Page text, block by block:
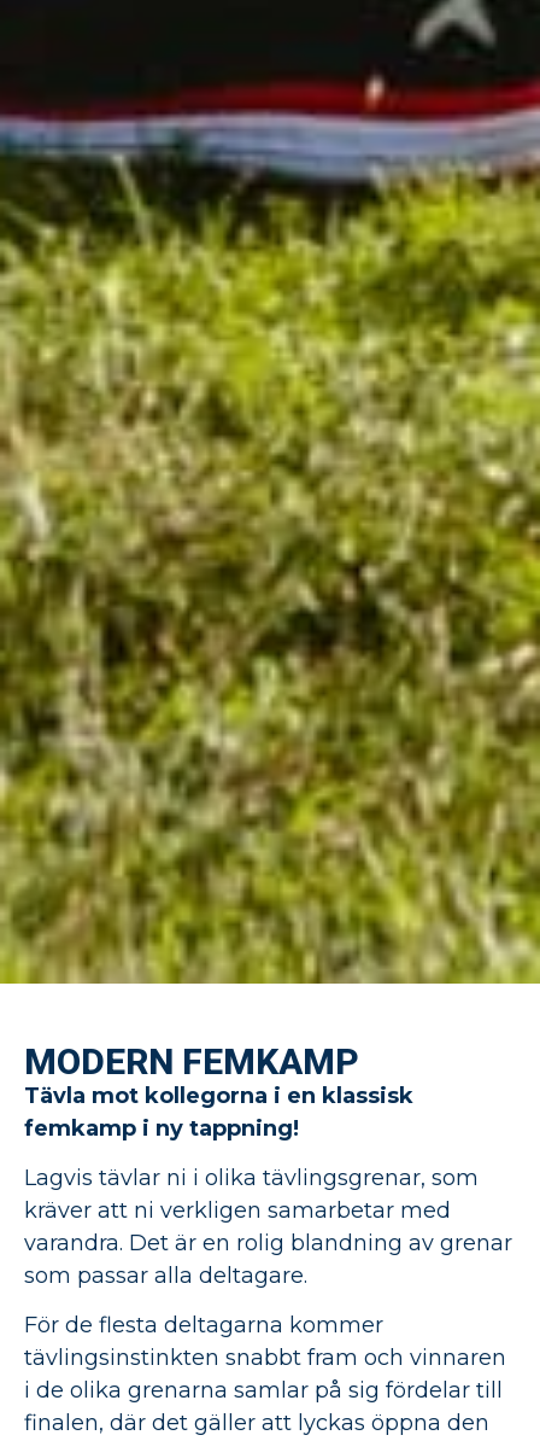
MODERN FEMKAMP
Tävla mot kollegorna i en klassisk
femkamp i ny tappning!
Lagvis tävlar ni i olika tävlingsgrenar, som
kräver att ni verkligen samarbetar med
varandra. Det är en rolig blandning av grenar
som passar alla deltagare.
För de flesta deltagarna kommer
tävlingsinstinkten snabbt fram och vinnaren
i de olika grenarna samlar på sig fördelar till
finalen, där det gäller att lyckas öppna den